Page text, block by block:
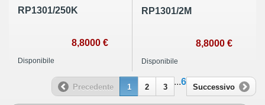
RP1301/250K
8,8000 €
Disponibile
RP1301/2M
8,8000 €
Disponibile
Precedente 1 2 3
...6
Successivo